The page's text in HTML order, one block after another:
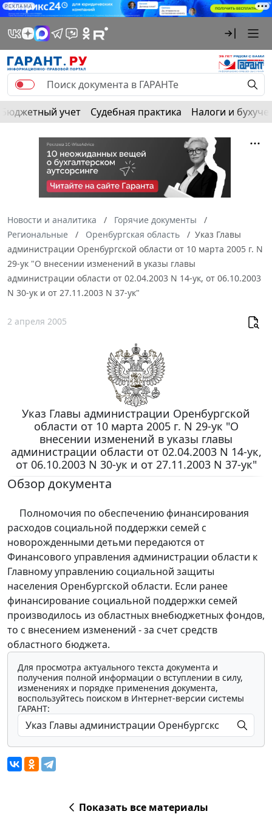
РЕКЛАМА
Бюджетный учет Судебная практика Налоги и
Новости и аналитика
Горячие документы
Региональные
Оренбургская область
Указ Главы
администрации Оренбургской области от 10 марта 2005 г. N
29-ук "О внесении изменений в указы главы
администрации области от 02.04.2003 N 14-ук, от 06.10.2003
N 30-ук и от 27.11.2003 N 37-ук"
2 апреля 2005
Указ Главы администрации Оренбургской
области от 10 марта 2005 г. N 29-ук "О
внесении изменений в указы главы
администрации области от 02.04.2003 N 14-ук,
от 06.10.2003 N 30-ук и от 27.11.2003 N 37-ук"
Обзор документа
Полномочия по обеспечению финансирования
расходов социальной поддержки семей с
новорожденными детьми передаются от
Финансового управления администрации области к
Главному управлению социальной защиты
населения Оренбургской области. Если ранее
финансирование социальной поддержки семей
производилось из областных внебюджетных фондов,
то с внесением изменений - за счет средств
областного бюджета.
Для просмотра актуального текста документа и
получения полной информации о вступлении в силу,
изменениях и порядке применения документа,
воспользуйтесь поиском в Интернет-версии системы
ГАРАНТ:
Показать все материалы